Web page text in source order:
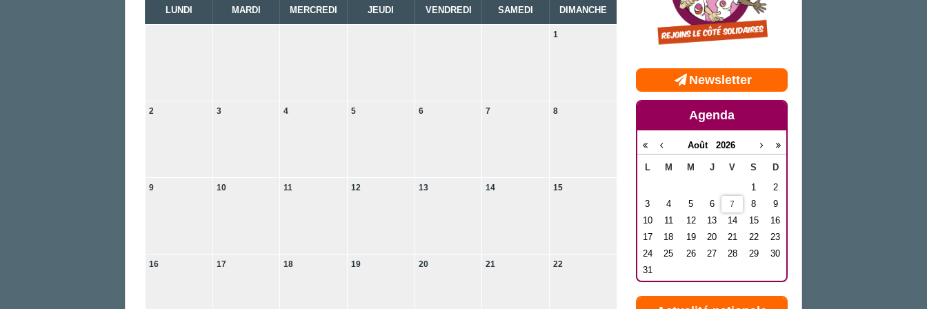
LUNDI MARDI MERCREDI JEUDI VENDREDI SAMEDI DIMANCHE
1
2 3 4 5 6 7 8
9 10 11 12 13 14 15
16 17 18 19 20 21 22
Newsletter
Agenda
Août 2026
L M M J V S
D
1
2
3
4 5 6 7 8
9
10
11 12 13 14 15
16
17
18 19 20 21 22
23
24
25 26 27 28 29
30
31